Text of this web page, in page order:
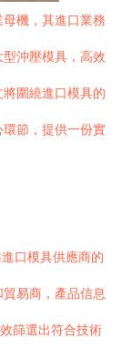
機，其進口業務
沖壓模具，高效
圍繞進口模具的
節，提供一份實
口模具供應商的
易商，產品信息
篩選出符合技術